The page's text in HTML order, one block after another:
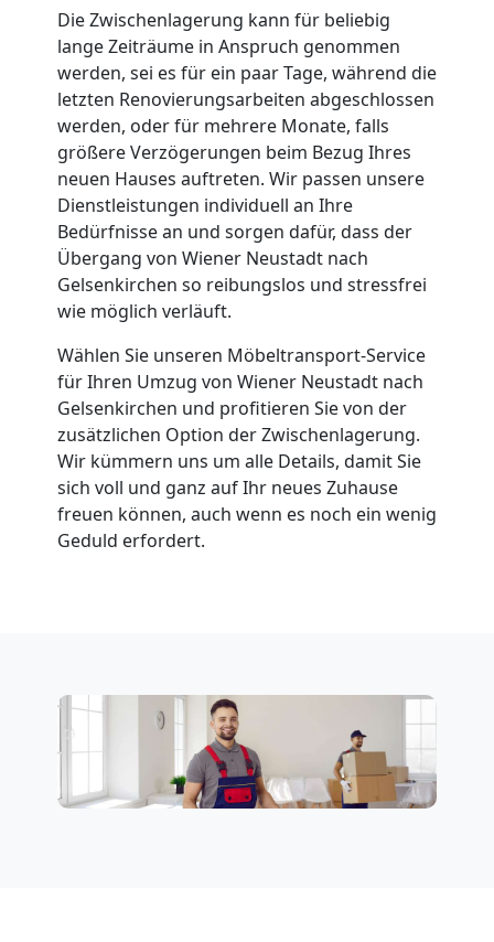
Die Zwischenlagerung kann für beliebig
lange Zeiträume in Anspruch genommen
werden, sei es für ein paar Tage, während die
letzten Renovierungsarbeiten abgeschlossen
werden, oder für mehrere Monate, falls
größere Verzögerungen beim Bezug Ihres
neuen Hauses auftreten. Wir passen unsere
Dienstleistungen individuell an Ihre
Bedürfnisse an und sorgen dafür, dass der
Übergang von Wiener Neustadt nach
Gelsenkirchen so reibungslos und stressfrei
wie möglich verläuft.
Wählen Sie unseren Möbeltransport-Service
für Ihren Umzug von Wiener Neustadt nach
Gelsenkirchen und profitieren Sie von der
zusätzlichen Option der Zwischenlagerung.
Wir kümmern uns um alle Details, damit Sie
sich voll und ganz auf Ihr neues Zuhause
freuen können, auch wenn es noch ein wenig
Geduld erfordert.
Umzüge
Wiener
Neustadt
Vereinsumzug
Wiener
Neustadt
Anfrage
Möbeltransport
National
International
Beiladung